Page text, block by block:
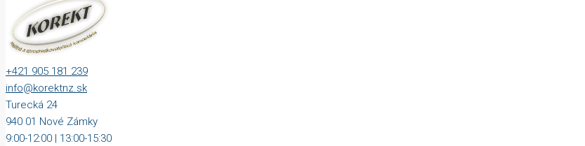
+421 905 181 239
info@korektnz.sk
Turecká 24
940 01 Nové Zámky
9:00-12:00 | 13:00-15:30